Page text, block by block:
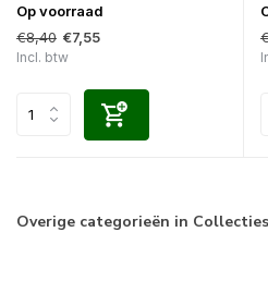
Op voorraad
€8,40 €7,55
Incl. btw
Overige categorieën in Collecties